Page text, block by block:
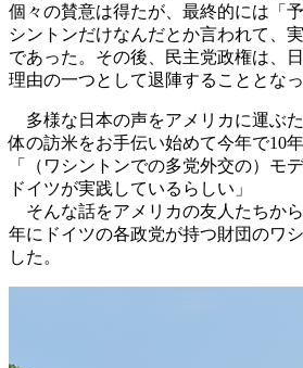
個々の賛意は得たが、最終的には「
シントンだけなんだとか言われて、
であった。その後、民主党政権は、
理由の一つとして退陣することとなっ
多様な日本の声をアメリカに運ぶ
体の訪米をお手伝い始めて今年で10年
「（ワシントンでの多党外交の）モ
ドイツが実践しているらしい」
そんな話をアメリカの友人たちか
年にドイツの各政党が持つ財団のワ
した。